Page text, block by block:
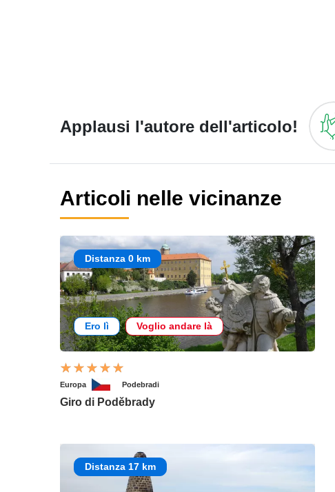
Applausi l'autore dell'articolo!
Articoli nelle vicinanze
Distanza 0 km
Ero lì Voglio andare là
Europa Podebradi
Giro di Poděbrady
Distanza 17 km